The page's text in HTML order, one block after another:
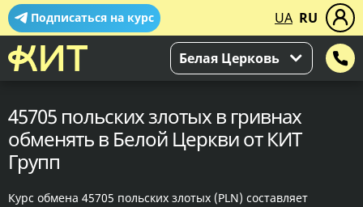
Подписаться на курс UA RU
Белая Церковь
45705 польских злотых в гривнах
обменять в Белой Церкви от КИТ
Групп
Курс обмена 45705 польских злотых (PLN) составляет